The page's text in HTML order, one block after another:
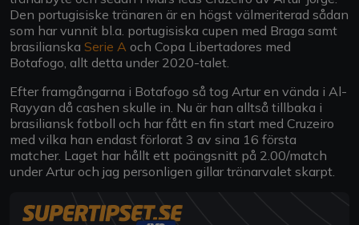
Den portugisiske tränaren är en högst välmeriterad sådan
som har vunnit bl.a. portugisiska cupen med Braga samt
brasilianska Serie A och Copa Libertadores med
Botafogo, allt detta under 2020-talet.
Efter framgångarna i Botafogo så tog Artur en vända i Al-
Rayyan då cashen skulle in. Nu är han alltså tillbaka i
brasiliansk fotboll och har fått en fin start med Cruzeiro
med vilka han endast förlorat 3 av sina 16 första
matcher. Laget har hållt ett poängsnitt på 2.00/match
under Artur och jag personligen gillar tränarvalet skarpt.